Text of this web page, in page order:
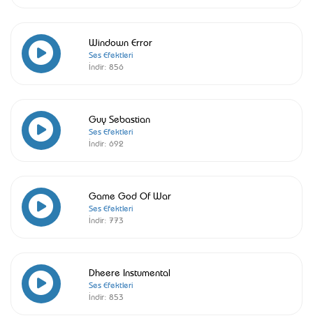
Windown Error
Ses Efektleri
İndir: 856
Guy Sebastian
Ses Efektleri
İndir: 692
Game God Of War
Ses Efektleri
İndir: 773
Dheere Instumental
Ses Efektleri
İndir: 853